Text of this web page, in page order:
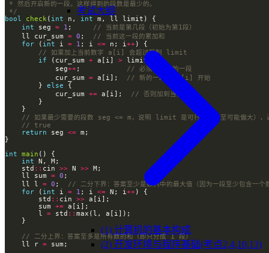
考试大纲
(1) 计算机的基本构成
(2) 开发环境与程序基础(考点2,4,10,13)
*/
bool
check ( int n, int
int seg = 1 ;
    ll cur_sum
= 0 ;
for ( int i = 1 ; i <= n; i ++
if (cur_sum + a[i] >
            seg
++;
            cur_sum
= a[i];
        }
else
            cur_sum
+= a[i];
return seg <=
int
main
int
    std
:: cin >> N >>
    ll sum
= 0
    ll l
= 0 ;
for ( int i = 1 ; i <= N; i ++
        std
:: cin >>
        sum
+=
        l
= std ::
    ll r
=